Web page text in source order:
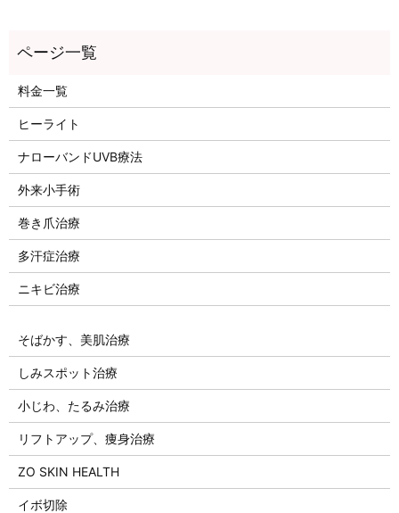
料金一覧
ヒーライト
ナローバンドUVB療法
外来小手術
巻き爪治療
多汗症治療
ニキビ治療
そばかす、美肌治療
しみスポット治療
小じわ、たるみ治療
リフトアップ、痩身治療
ZO SKIN HEALTH
イボ切除